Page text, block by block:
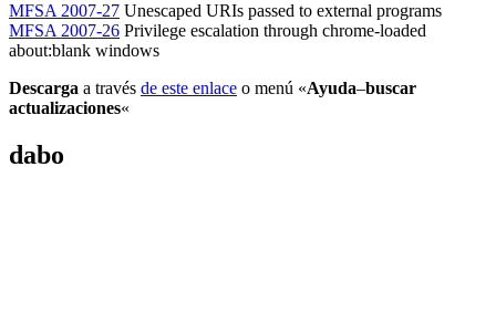
MFSA 2007-27 Unescaped URIs passed to external programs
MFSA 2007-26 Privilege escalation through chrome-loaded
about:blank windows
Descarga a través de este enlace o menú «Ayuda–buscar
actualizaciones«
dabo